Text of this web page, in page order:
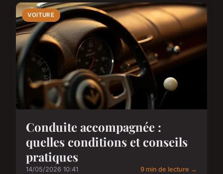
VOITURE
Conduite accompagnée :
quelles conditions et conseils
pratiques
14/05/2026 10:41 9 min de lecture →